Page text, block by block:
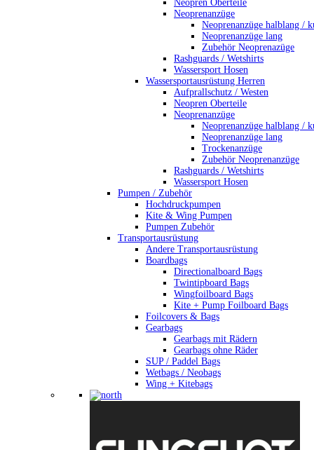
Neopren Oberteile
Neoprenanzüge
Neoprenanzüge halblang /
Neoprenanzüge lang
Zubehör Neoprenazüge
Rashguards / Wetshirts
Wassersport Hosen
Wassersportausrüstung Herren
Aufprallschutz / Westen
Neopren Oberteile
Neoprenanzüge
Neoprenanzüge halblang /
Neoprenanzüge lang
Trockenanzüge
Zubehör Neoprenanzüge
Rashguards / Wetshirts
Wassersport Hosen
Pumpen / Zubehör
Hochdruckpumpen
Kite & Wing Pumpen
Pumpen Zubehör
Transportausrüstung
Andere Transportausrüstung
Boardbags
Directionalboard Bags
Twintipboard Bags
Wingfoilboard Bags
Kite + Pump Foilboard Bags
Foilcovers & Bags
Gearbags
Gearbags mit Rädern
Gearbags ohne Räder
SUP / Paddel Bags
Wetbags / Neobags
Wing + Kitebags